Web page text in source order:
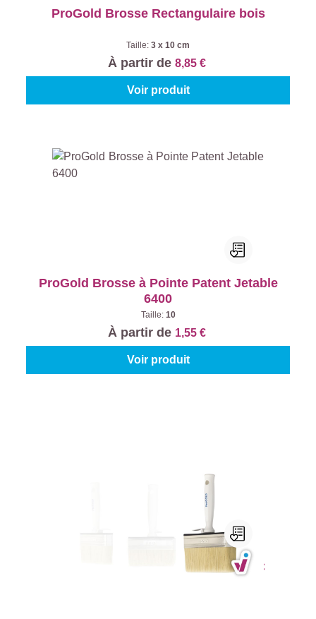
ProGold Brosse Rectangulaire bois
Taille: 3 x 10 cm
À partir de 8,85 €
Voir produit
ProGold Brosse à Pointe Patent Jetable
6400
Taille: 10
À partir de 1,55 €
Voir produit
ProGold Brosse Rectangulaire PVC